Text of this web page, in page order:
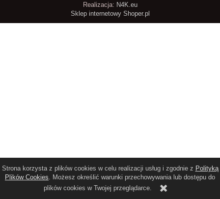
Strona korzysta z plików cookies w celu realizacji usług i zgodnie z Polityką
Plików Cookies. Możesz określić warunki przechowywania lub dostępu do
plików cookies w Twojej przeglądarce.
Realizacja: N4K.eu
Sklep internetowy Shoper.pl